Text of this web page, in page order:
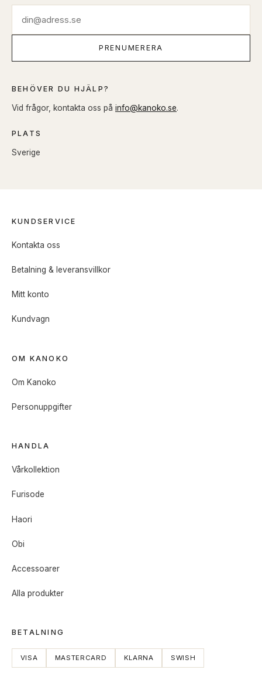
PRENUMERERA
BEHÖVER DU HJÄLP?
Vid frågor, kontakta oss på info@kanoko.se.
PLATS
Sverige
KUNDSERVICE
Kontakta oss
Betalning & leveransvillkor
Mitt konto
Kundvagn
OM KANOKO
Om Kanoko
Personuppgifter
HANDLA
Vårkollektion
Furisode
Haori
Obi
Accessoarer
Alla produkter
BETALNING
VISA MASTERCARD KLARNA SWISH